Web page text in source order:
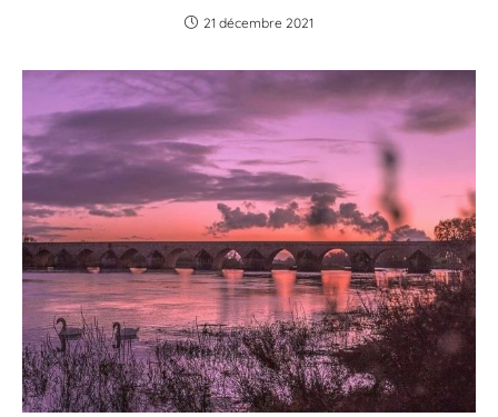
21 décembre 2021